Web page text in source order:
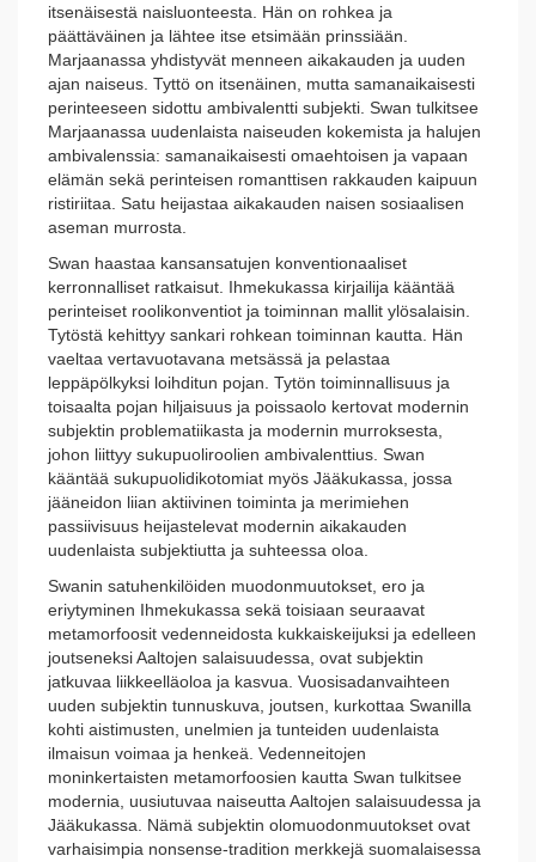
itsenäisestä naisluonteesta. Hän on rohkea ja
päättäväinen ja lähtee itse etsimään prinssiään.
Marjaanassa yhdistyvät menneen aikakauden ja uuden
ajan naiseus. Tyttö on itsenäinen, mutta samanaikaisesti
perinteeseen sidottu ambivalentti subjekti. Swan tulkitsee
Marjaanassa uudenlaista naiseuden kokemista ja halujen
ambivalenssia: samanaikaisesti omaehtoisen ja vapaan
elämän sekä perinteisen romanttisen rakkauden kaipuun
ristiriitaa. Satu heijastaa aikakauden naisen sosiaalisen
aseman murrosta.
Swan haastaa kansansatujen konventionaaliset
kerronnalliset ratkaisut. Ihmekukassa kirjailija kääntää
perinteiset roolikonventiot ja toiminnan mallit ylösalaisin.
Tytöstä kehittyy sankari rohkean toiminnan kautta. Hän
vaeltaa vertavuotavana metsässä ja pelastaa
leppäpölkyksi loihditun pojan. Tytön toiminnallisuus ja
toisaalta pojan hiljaisuus ja poissaolo kertovat modernin
subjektin problematiikasta ja modernin murroksesta,
johon liittyy sukupuoliroolien ambivalenttius. Swan
kääntää sukupuolidikotomiat myös Jääkukassa, jossa
jääneidon liian aktiivinen toiminta ja merimiehen
passiivisuus heijastelevat modernin aikakauden
uudenlaista subjektiutta ja suhteessa oloa.
Swanin satuhenkilöiden muodonmuutokset, ero ja
eriytyminen Ihmekukassa sekä toisiaan seuraavat
metamorfoosit vedenneidosta kukkaiskeijuksi ja edelleen
joutseneksi Aaltojen salaisuudessa, ovat subjektin
jatkuvaa liikkeelläoloa ja kasvua. Vuosisadanvaihteen
uuden subjektin tunnuskuva, joutsen, kurkottaa Swanilla
kohti aistimusten, unelmien ja tunteiden uudenlaista
ilmaisun voimaa ja henkeä. Vedenneitojen
moninkertaisten metamorfoosien kautta Swan tulkitsee
modernia, uusiutuvaa naiseutta Aaltojen salaisuudessa ja
Jääkukassa. Nämä subjektin olomuodonmuutokset ovat
varhaisimpia nonsense-tradition merkkejä suomalaisessa